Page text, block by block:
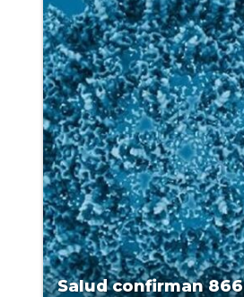
Salud confirman 866